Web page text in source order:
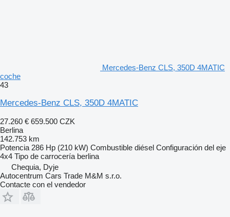
Mercedes-Benz CLS, 350D 4MATIC
coche
43
Mercedes-Benz CLS, 350D 4MATIC
27.260 € 659.500 CZK
Berlina
142.753 km
Potencia 286 Hp (210 kW) Combustible diésel Configuración del eje
4x4 Tipo de carrocería berlina
Chequia, Dyje
Autocentrum Cars Trade M&M s.r.o.
Contacte con el vendedor